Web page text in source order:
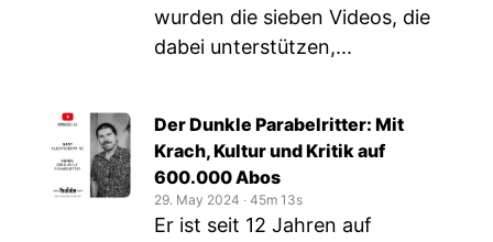
wurden die sieben Videos, die
dabei unterstützen,...
Der Dunkle Parabelritter: Mit
Krach, Kultur und Kritik auf
600.000 Abos
29. May 2024 ‧ 45m 13s
Er ist seit 12 Jahren auf